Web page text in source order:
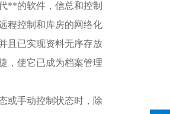
**的软件，信总和控制
程控制和库房的网络化
且已实现资料无序存放
，使它已成为档案管理
或手动控制状态时，除